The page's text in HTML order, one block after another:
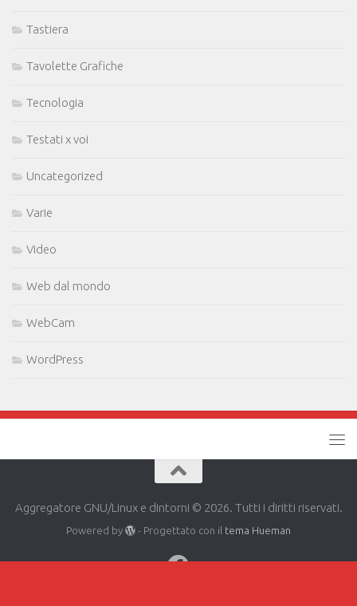
Tastiera
Tavolette Grafiche
Tecnologia
Testati x voi
Uncategorized
Varie
Video
Web dal mondo
WebCam
WordPress
Aggregatore GNU/Linux e dintorni © 2026. Tutti i diritti riservati.
Powered by - Progettato con il tema Hueman